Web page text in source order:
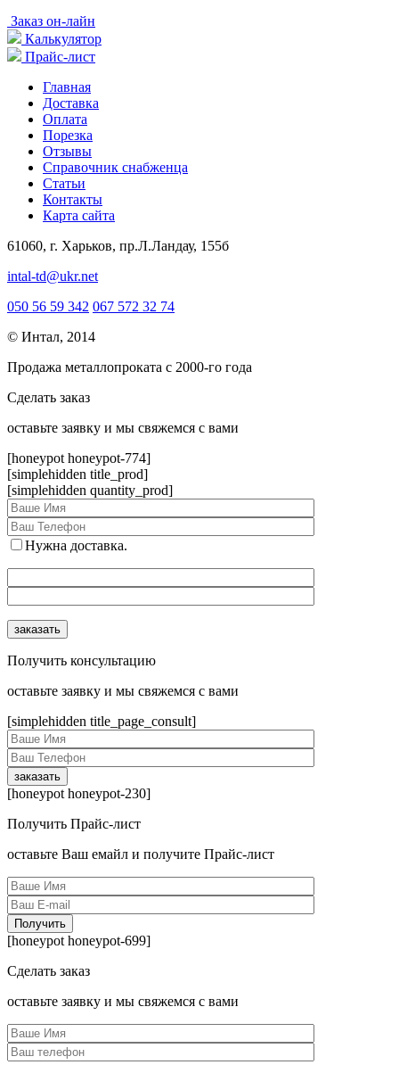
Заказ он-лайн
Калькулятор
Прайс-лист
Главная
Доставка
Оплата
Порезка
Отзывы
Справочник снабженца
Статьи
Контакты
Карта сайта
61060, г. Харьков, пр.Л.Ландау, 155б
intal-td@ukr.net
050 56 59 342 067 572 32 74
© Интал, 2014
Продажа металлопроката с 2000-го года
Сделать заказ
оcтавьте заявку и мы свяжемся с вами
[honeypot honeypot-774]
[simplehidden title_prod]
[simplehidden quantity_prod]
Нужна доставка.
Получить консультацию
оcтавьте заявку и мы свяжемся с вами
[simplehidden title_page_consult]
[honeypot honeypot-230]
Получить Прайс-лист
оcтавьте Ваш емайл и получите Прайс-лист
[honeypot honeypot-699]
Сделать заказ
оcтавьте заявку и мы свяжемся с вами